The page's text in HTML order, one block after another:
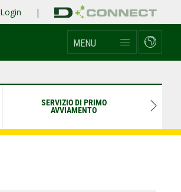
Login |
MENU
SERVIZIO DI PRIMO
AVVIAMENTO